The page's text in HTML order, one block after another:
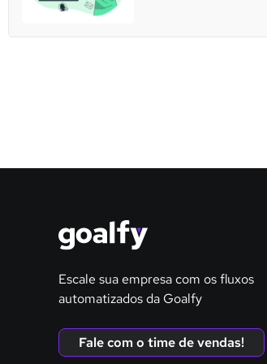
Escale sua empresa com os fluxos
automatizados da Goalfy
Fale com o time de vendas!